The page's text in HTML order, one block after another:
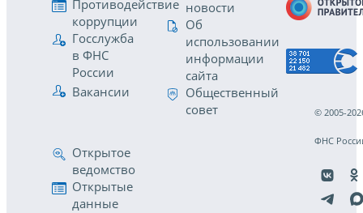
Противодействие
коррупции
Госслужба
в ФНС
России
Вакансии
новости
Об
использовании
информации
сайта
Общественный
совет
Открытое
ведомство
Открытые
данные
© 2005-
ФНС